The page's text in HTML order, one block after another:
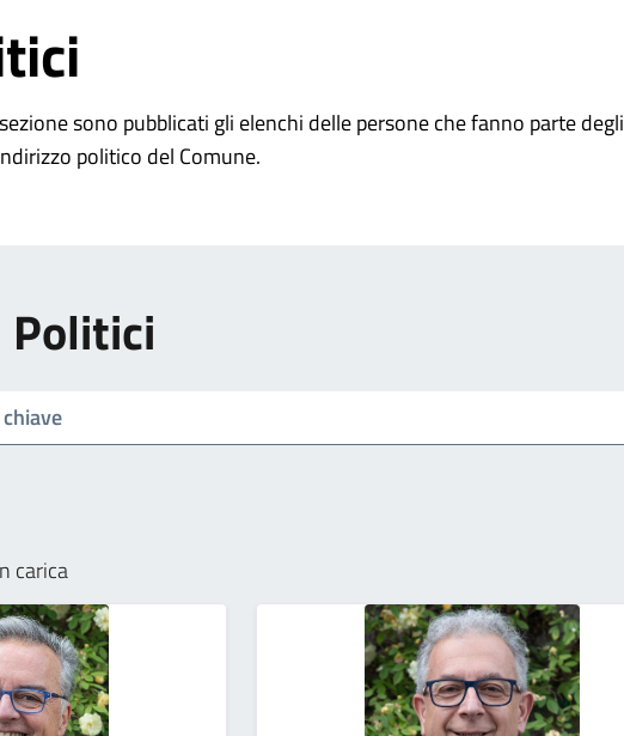
sono pubblicati gli elenchi delle persone che fanno parte degli
politico del Comune.
Politici
carica